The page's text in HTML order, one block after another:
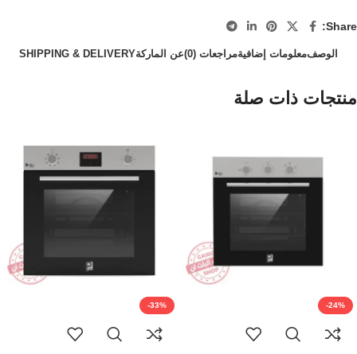
Share:
الوصفمعلومات إضافيةمراجعات (0) عن الماركةSHIPPING & DELIVERY
منتجات ذات صلة
-24%
-33%